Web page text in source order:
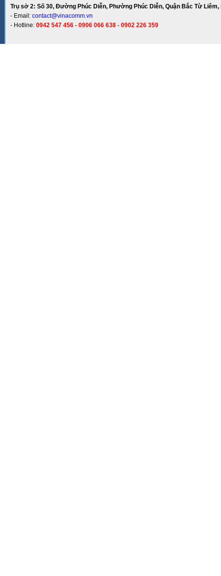
Trụ sở 2: Số 30, Đường Phúc Diễn, Phường Phúc Diễn, Quận Bắc Từ Liêm,
- Email: contact@vinacomm.vn
- Hotline: 0942 547 456 - 0906 066 638 - 0902 226 359